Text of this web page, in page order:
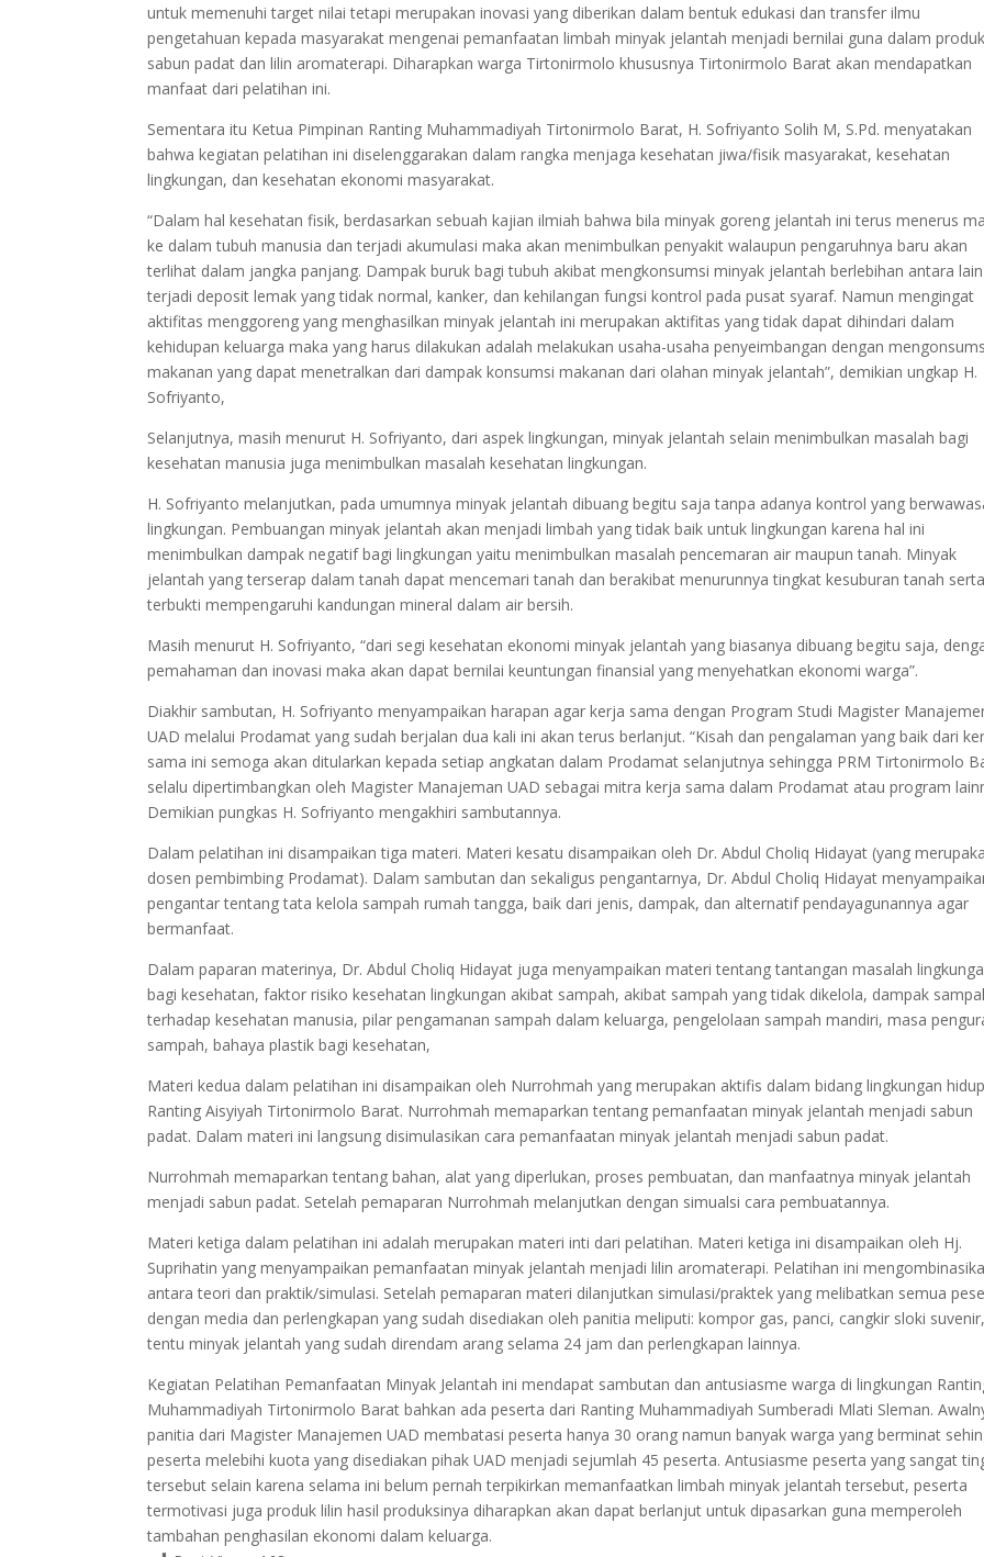
untuk memenuhi target nilai tetapi merupakan inovasi yang diberikan dalam bentuk edukasi dan transfer ilmu
pengetahuan kepada masyarakat mengenai pemanfaatan limbah minyak jelantah menjadi bernilai guna dalam produk
sabun padat dan lilin aromaterapi. Diharapkan warga Tirtonirmolo khususnya Tirtonirmolo Barat akan mendapatkan
manfaat dari pelatihan ini.
Sementara itu Ketua Pimpinan Ranting Muhammadiyah Tirtonirmolo Barat, H. Sofriyanto Solih M, S.Pd. menyatakan
bahwa kegiatan pelatihan ini diselenggarakan dalam rangka menjaga kesehatan jiwa/fisik masyarakat, kesehatan
lingkungan, dan kesehatan ekonomi masyarakat.
“Dalam hal kesehatan fisik, berdasarkan sebuah kajian ilmiah bahwa bila minyak goreng jelantah ini terus menerus
ke dalam tubuh manusia dan terjadi akumulasi maka akan menimbulkan penyakit walaupun pengaruhnya baru akan
terlihat dalam jangka panjang. Dampak buruk bagi tubuh akibat mengkonsumsi minyak jelantah berlebihan antara lain
terjadi deposit lemak yang tidak normal, kanker, dan kehilangan fungsi kontrol pada pusat syaraf. Namun mengingat
aktifitas menggoreng yang menghasilkan minyak jelantah ini merupakan aktifitas yang tidak dapat dihindari dalam
kehidupan keluarga maka yang harus dilakukan adalah melakukan usaha-usaha penyeimbangan dengan
makanan yang dapat menetralkan dari dampak konsumsi makanan dari olahan minyak jelantah”, demikian ungkap H.
Sofriyanto,
Selanjutnya, masih menurut H. Sofriyanto, dari aspek lingkungan, minyak jelantah selain menimbulkan masalah bagi
kesehatan manusia juga menimbulkan masalah kesehatan lingkungan.
H. Sofriyanto melanjutkan, pada umumnya minyak jelantah dibuang begitu saja tanpa adanya kontrol yang
lingkungan. Pembuangan minyak jelantah akan menjadi limbah yang tidak baik untuk lingkungan karena hal ini
menimbulkan dampak negatif bagi lingkungan yaitu menimbulkan masalah pencemaran air maupun tanah. Minyak
jelantah yang terserap dalam tanah dapat mencemari tanah dan berakibat menurunnya tingkat kesuburan tanah serta
terbukti mempengaruhi kandungan mineral dalam air bersih.
Masih menurut H. Sofriyanto, “dari segi kesehatan ekonomi minyak jelantah yang biasanya dibuang begitu saja,
pemahaman dan inovasi maka akan dapat bernilai keuntungan finansial yang menyehatkan ekonomi warga”.
Diakhir sambutan, H. Sofriyanto menyampaikan harapan agar kerja sama dengan Program Studi Magister
UAD melalui Prodamat yang sudah berjalan dua kali ini akan terus berlanjut. “Kisah dan pengalaman yang baik dari
sama ini semoga akan ditularkan kepada setiap angkatan dalam Prodamat selanjutnya sehingga PRM Tirtonirmolo
selalu dipertimbangkan oleh Magister Manajeman UAD sebagai mitra kerja sama dalam Prodamat atau program
Demikian pungkas H. Sofriyanto mengakhiri sambutannya.
Dalam pelatihan ini disampaikan tiga materi. Materi kesatu disampaikan oleh Dr. Abdul Choliq Hidayat (yang
dosen pembimbing Prodamat). Dalam sambutan dan sekaligus pengantarnya, Dr. Abdul Choliq Hidayat
pengantar tentang tata kelola sampah rumah tangga, baik dari jenis, dampak, dan alternatif pendayagunannya agar
bermanfaat.
Dalam paparan materinya, Dr. Abdul Choliq Hidayat juga menyampaikan materi tentang tantangan masalah
bagi kesehatan, faktor risiko kesehatan lingkungan akibat sampah, akibat sampah yang tidak dikelola, dampak
terhadap kesehatan manusia, pilar pengamanan sampah dalam keluarga, pengelolaan sampah mandiri, masa
sampah, bahaya plastik bagi kesehatan,
Materi kedua dalam pelatihan ini disampaikan oleh Nurrohmah yang merupakan aktifis dalam bidang lingkungan
Ranting Aisyiyah Tirtonirmolo Barat. Nurrohmah memaparkan tentang pemanfaatan minyak jelantah menjadi sabun
padat. Dalam materi ini langsung disimulasikan cara pemanfaatan minyak jelantah menjadi sabun padat.
Nurrohmah memaparkan tentang bahan, alat yang diperlukan, proses pembuatan, dan manfaatnya minyak jelantah
menjadi sabun padat. Setelah pemaparan Nurrohmah melanjutkan dengan simualsi cara pembuatannya.
Materi ketiga dalam pelatihan ini adalah merupakan materi inti dari pelatihan. Materi ketiga ini disampaikan oleh Hj.
Suprihatin yang menyampaikan pemanfaatan minyak jelantah menjadi lilin aromaterapi. Pelatihan ini
antara teori dan praktik/simulasi. Setelah pemaparan materi dilanjutkan simulasi/praktek yang melibatkan semua
dengan media dan perlengkapan yang sudah disediakan oleh panitia meliputi: kompor gas, panci, cangkir sloki
tentu minyak jelantah yang sudah direndam arang selama 24 jam dan perlengkapan lainnya.
Kegiatan Pelatihan Pemanfaatan Minyak Jelantah ini mendapat sambutan dan antusiasme warga di lingkungan
Muhammadiyah Tirtonirmolo Barat bahkan ada peserta dari Ranting Muhammadiyah Sumberadi Mlati Sleman.
panitia dari Magister Manajemen UAD membatasi peserta hanya 30 orang namun banyak warga yang berminat
peserta melebihi kuota yang disediakan pihak UAD menjadi sejumlah 45 peserta. Antusiasme peserta yang sangat
tersebut selain karena selama ini belum pernah terpikirkan memanfaatkan limbah minyak jelantah tersebut, peserta
termotivasi juga produk lilin hasil produksinya diharapkan akan dapat berlanjut untuk dipasarkan guna memperoleh
tambahan penghasilan ekonomi dalam keluarga.